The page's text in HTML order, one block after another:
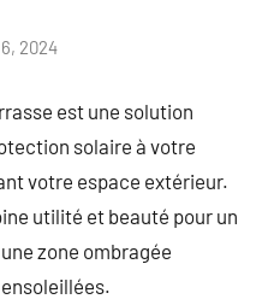
2024
est une solution
solaire à votre
votre espace extérieur.
utilité et beauté pour un
zone ombragée